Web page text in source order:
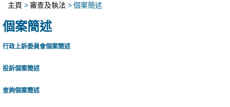
主頁 >審查及執法 >個案簡述
個案簡述
行政上訴委員會個案簡述
投訴個案簡述
查詢個案簡述